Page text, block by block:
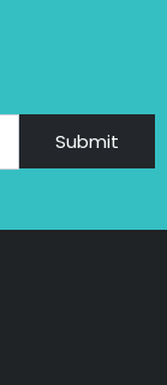
Submit